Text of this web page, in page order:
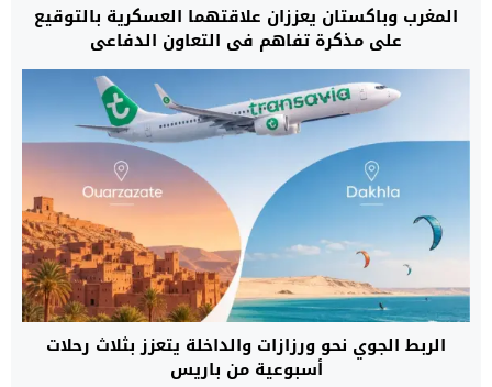
المغرب وباكستان يعززان علاقتهما العسكرية بالتوقيع
على مذكرة تفاهم في التعاون الدفاعي
الربط الجوي نحو ورزازات والداخلة يتعزز بثلاث رحلات
أسبوعية من باريس